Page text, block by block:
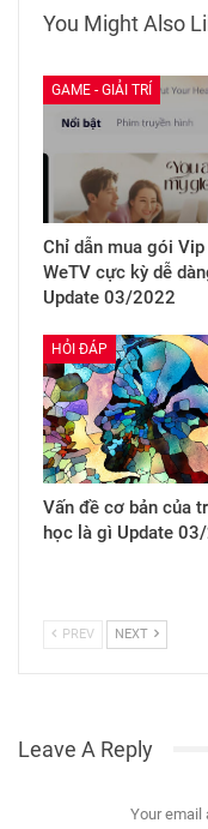
You Might Also
GAME - GIẢI TRÍ
Chỉ dẫn mua gói
WeTV cực kỳ dễ
Update 03/2022
HỎI ĐÁP
Vấn đề cơ bản của
học là gì Update
PREV NEXT
Leave A Reply
Your email